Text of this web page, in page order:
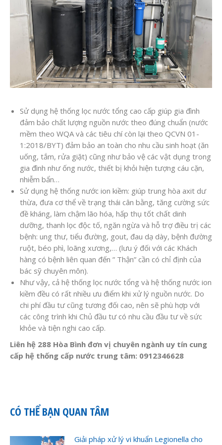
Sử dụng hệ thống lọc nước tổng cao cấp giúp gia đình
đảm bảo chất lượng nguồn nước theo đúng chuẩn (nước
mềm theo WQA và các tiêu chí còn lại theo QCVN 01-
1:2018/BYT) đảm bảo an toàn cho nhu cầu sinh hoạt (ăn
uống, tắm, rửa giặt) cũng như bảo vệ các vật dụng trong
gia đình như ống nước, thiết bị khỏi hiện tượng cáu cặn,
nhiễm bẩn…
Sử dụng hệ thống nước ion kiềm: giúp trung hòa axit dư
thừa, đưa cơ thể về trạng thái cân bằng, tăng cường sức
đề kháng, làm chậm lão hóa, hấp thụ tốt chất dinh
dưỡng, thanh lọc độc tố, ngăn ngừa và hỗ trợ điều trị các
bệnh: ung thư, tiểu đường, gout, đau dạ dày, bệnh đường
ruột, béo phì, loãng xương,… (lưu ý đối với các Khách
hàng có bệnh liên quan đến ” Thận” cần có chỉ định của
bác sỹ chuyên môn).
Như vậy, cả hệ thống lọc nước tổng và hệ thống nước ion
kiềm đều có rất nhiều ưu điểm khi xử lý nguồn nước. Do
chi phí đầu tư cũng tương đối cao, nên sẽ phù hợp với
các công trình khi Chủ đầu tư có nhu cầu đầu tư về sức
khỏe và tiện nghi cao cấp.
Liên hệ 288 Hòa Bình đơn vị chuyên ngành uy tín cung
cấp hệ thống cấp nước trung tâm: 0912346628
CÓ THỂ BẠN QUAN TÂM
Giải pháp xử lý vi khuẩn Legionella cho